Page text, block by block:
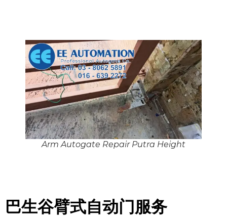
Arm Autogate Repair Putra Height
巴生谷臂式自动门服务